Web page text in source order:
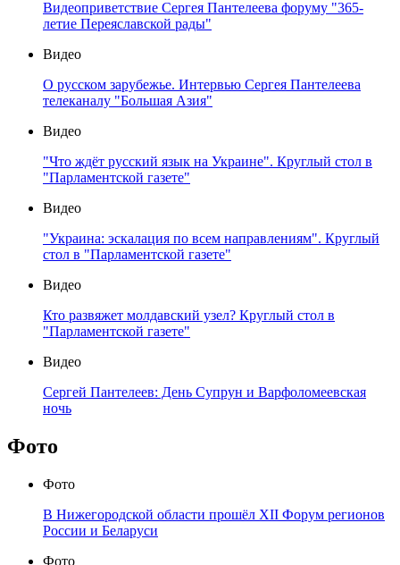
Видеоприветствие Сергея Пантелеева форуму "365-
летие Переяславской рады"
Видео
О русском зарубежье. Интервью Сергея Пантелеева
телеканалу "Большая Азия"
Видео
"Что ждёт русский язык на Украине". Круглый стол в
"Парламентской газете"
Видео
"Украина: эскалация по всем направлениям". Круглый
стол в "Парламентской газете"
Видео
Кто развяжет молдавский узел? Круглый стол в
"Парламентской газете"
Видео
Сергей Пантелеев: День Супрун и Варфоломеевская
ночь
Фото
Фото
В Нижегородской области прошёл XII Форум регионов
России и Беларуси
Фото